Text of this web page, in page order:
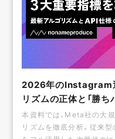
2026年のInstagram
リズムの正体と「勝
本資料では、Meta社の大
リズムを徹底分析。従来型